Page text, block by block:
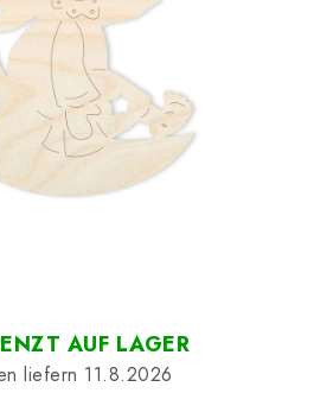
AUF LAGER
11.8.2026